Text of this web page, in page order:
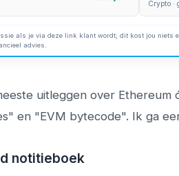
Crypto ·
als je via deze link klant wordt; dit kost jou niets
advies.
uitleggen over
en "EVM bytecode". Ik ga
notitieboek